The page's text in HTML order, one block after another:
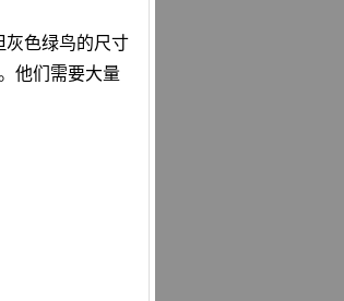
灰色绿鸟的尺寸
他们需要大量